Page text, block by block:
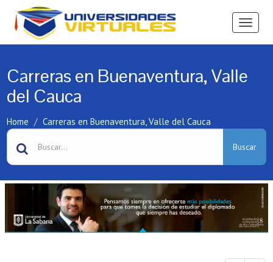
Ver
Carreras en Buenaventura, Valle
del Cauca
Home Carreras en Buenaventura, Valle del Cauca
Buscar